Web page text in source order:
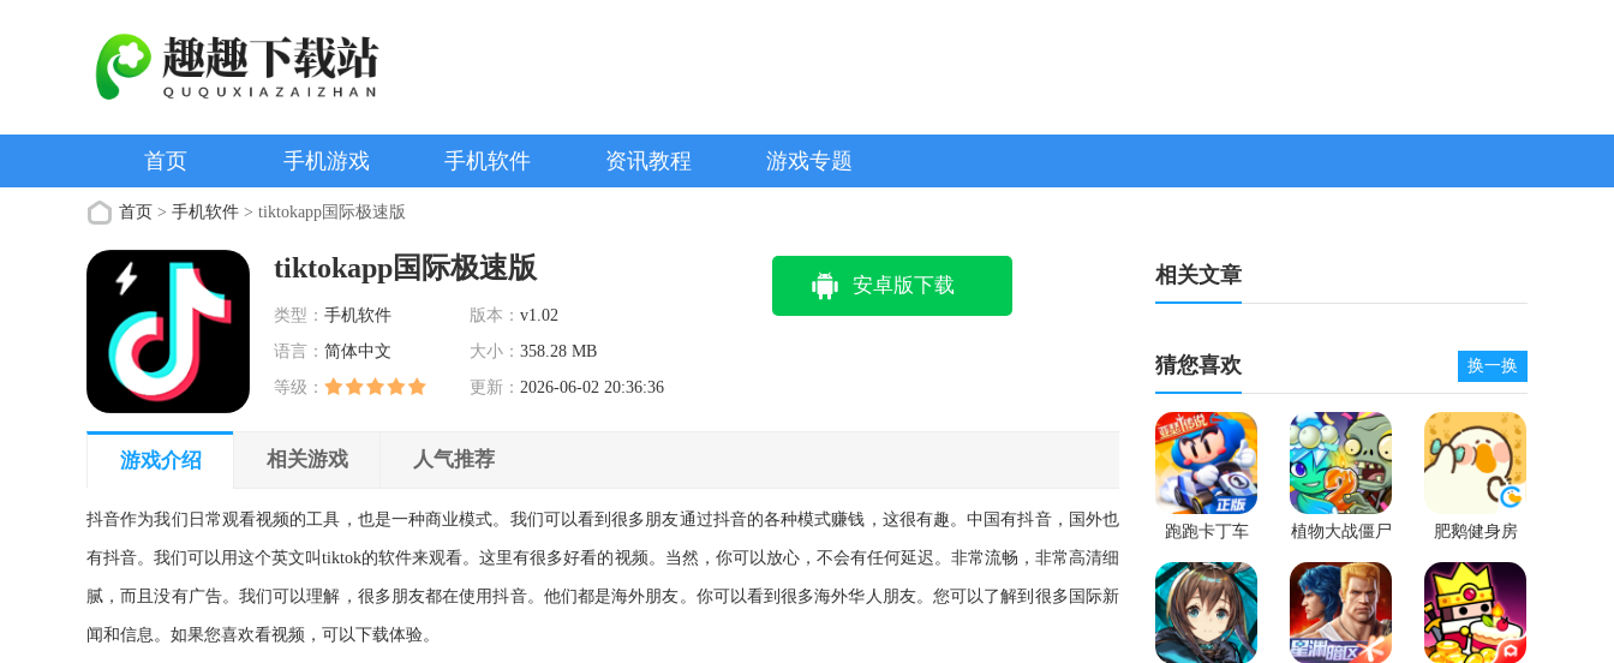
首页 手机游戏 手机软件 资讯教程 游戏专题
首页 > 手机软件 > tiktokapp国际极速版
tiktokapp国际极速版
类型： 手机软件 版本： v1.02
语言： 简体中文 大小： 358.28 MB
等级：
更新： 2026-06-02 20:36:36
安卓版下载
游戏介绍 相关游戏 人气推荐
抖音作为我们日常观看视频的工具，也是一种商业模式。我们可以看到很多朋友通过抖音的各种模式赚钱，这很有趣。中国有抖音，国外也
有抖音。我们可以用这个英文叫tiktok的软件来观看。这里有很多好看的视频。当然，你可以放心，不会有任何延迟。非常流畅，非常高清细
腻，而且没有广告。我们可以理解，很多朋友都在使用抖音。他们都是海外朋友。你可以看到很多海外华人朋友。您可以了解到很多国际新
闻和信息。如果您喜欢看视频，可以下载体验。
相关文章
猜您喜欢 换一换
跑跑卡丁车
植物大战僵尸
肥鹅健身房